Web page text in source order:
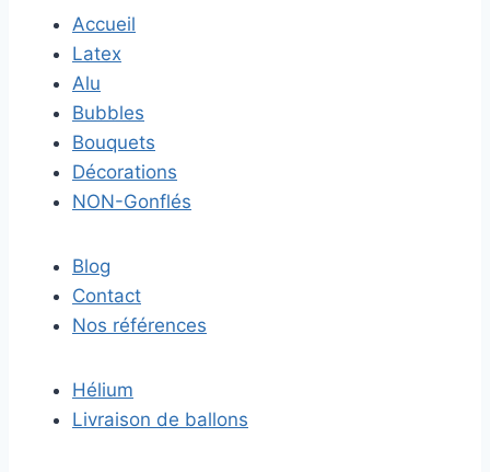
Accueil
Latex
Alu
Bubbles
Bouquets
Décorations
NON-Gonflés
Blog
Contact
Nos références
Hélium
Livraison de ballons